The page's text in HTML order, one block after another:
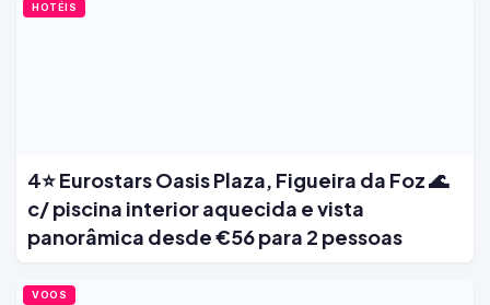
HOTÉIS
4⭐ Eurostars Oasis Plaza, Figueira da Foz 🌊
c/ piscina interior aquecida e vista
panorâmica desde €56 para 2 pessoas
VOOS